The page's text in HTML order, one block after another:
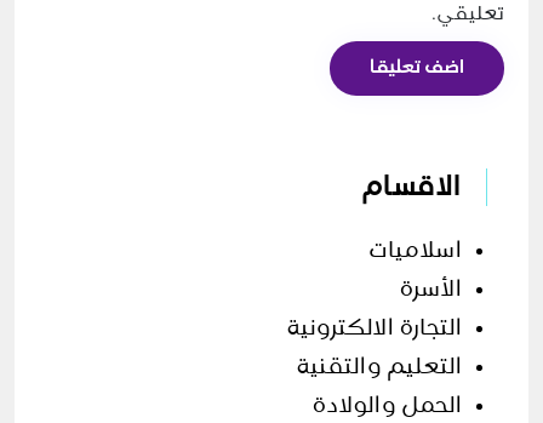
تعليقي.
اضف تعليقا
الاقسام
اسلاميات
الأسرة
التجارة الالكترونية
التعليم والتقنية
الحمل والولادة